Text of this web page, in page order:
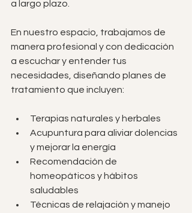
a largo plazo.
En nuestro espacio, trabajamos de
manera profesional y con dedicación
a escuchar y entender tus
necesidades, diseñando planes de
tratamiento que incluyen:
Terapias naturales y herbales
Acupuntura para aliviar dolencias
y mejorar la energía
Recomendación de
homeopáticos y hábitos
saludables
Técnicas de relajación y manejo